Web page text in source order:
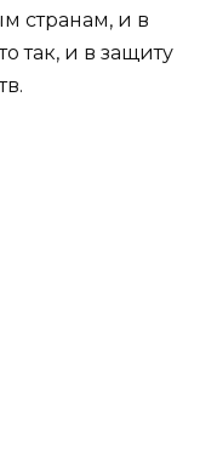
странам, и в
так, и в защиту